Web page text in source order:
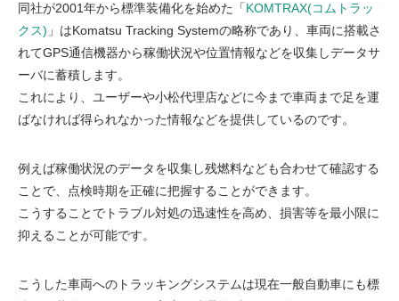
同社が2001年から標準装備化を始めた「KOMTRAX(コムトラッ
クス) 」はKomatsu Tracking Systemの略称であり、車両に搭載さ
れてGPS通信機器から稼働状況や位置情報などを収集しデータサ
ーバに蓄積します。
これにより、ユーザーや小松代理店などに今まで車両まで足を運
ばなければ得られなかった情報などを提供しているのです。
例えば稼働状況のデータを収集し残燃料なども合わせて確認する
ことで、点検時期を正確に把握することができます。
こうすることでトラブル対処の迅速性を高め、損害等を最小限に
抑えることが可能です。
こうした車両へのトラッキングシステムは現在一般自動車にも標